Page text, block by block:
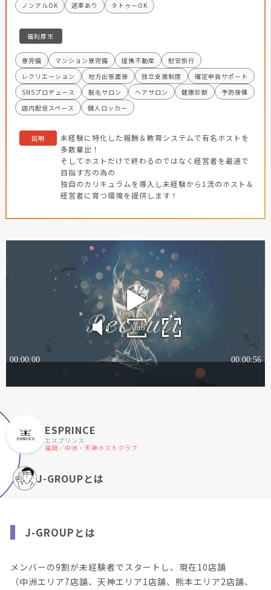
ノンアルOK
送車あり タトゥーOK
福利厚生
寮完備 マンション寮完備 提携不動産
慰安旅行
レクリエーション
地方出張面接 独立支援制度
確定申告サポート
SNSプロデュース
脱毛サロン ヘアサロン 健康診断
予防接種
店内配信スペース
個人ロッカー
説明
未経験に特化した報酬＆教育システムで有名ホストを
多数輩出！
そしてホストだけで終わるのではなく経営者を最速で
目指す方の為の
独自のカリキュラムを導入し未経験から1流のホスト＆
経営者に育つ環境を提供します！
ESPRINCE
エスプリンス
福岡／中洲・天神ホストクラブ
J-GROUPとは
J-GROUPとは
メンバーの9割が未経験者でスタートし、現在10店舗
（中洲エリア7店舗、天神エリア1店舗、熊本エリア2店舗、